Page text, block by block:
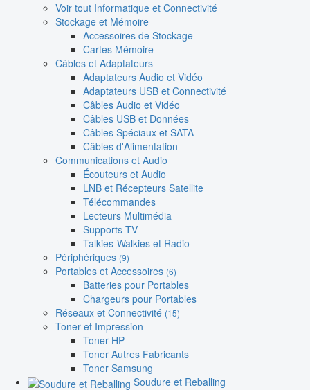
Voir tout Informatique et Connectivité
Stockage et Mémoire
Accessoires de Stockage
Cartes Mémoire
Câbles et Adaptateurs
Adaptateurs Audio et Vidéo
Adaptateurs USB et Connectivité
Câbles Audio et Vidéo
Câbles USB et Données
Câbles Spéciaux et SATA
Câbles d'Alimentation
Communications et Audio
Écouteurs et Audio
LNB et Récepteurs Satellite
Télécommandes
Lecteurs Multimédia
Supports TV
Talkies-Walkies et Radio
Périphériques (9)
Portables et Accessoires (6)
Batteries pour Portables
Chargeurs pour Portables
Réseaux et Connectivité (15)
Toner et Impression
Toner HP
Toner Autres Fabricants
Toner Samsung
Soudure et Reballing